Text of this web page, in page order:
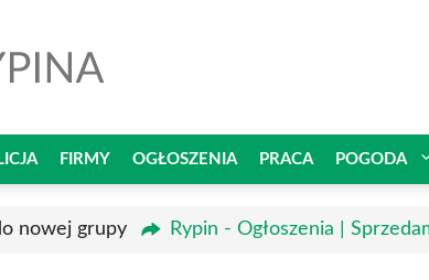
FIRMY OGŁOSZENIA PRACA POGODA
nowej grupy Rypin - Ogłoszenia |